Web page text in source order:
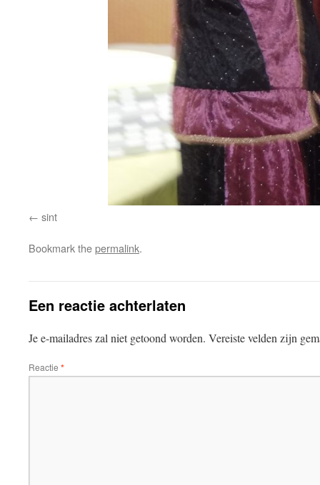
sint
Bookmark thepermalink.
Een reactie achterlaten
Je e-mailadres zal niet getoond worden. Vereiste velden zijn
Reactie *